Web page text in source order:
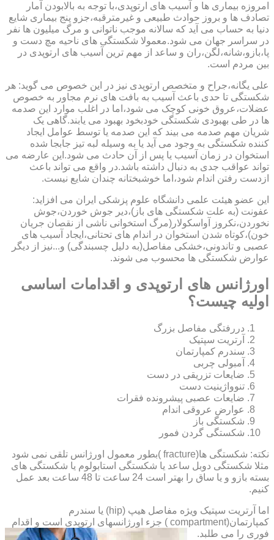
امروزه بیماری ها و آسیب های ارتوپدی،با توجه به بالابودن آمار
تصادف ها و بروز حوادث طبیعی و غیرمترقبه،جزو پنج بیماری شایع
دنیا به حساب می آید که سالانه موجب ناتوانی و مرگ میلیون ها نفر
در سراسر جهان می شود.معمولا شکستگی های ناحیه مچ دست و
پا،بازو،شانه،لگن،ران و ساعد از مهم ترین آسیب های ارتوپدی در
بین مردم است.
علی یگانه،جراح و متخصص ارتوپدی نیز در این خصوص می گوید: هر
شکستگی تا حدی باعث آسیب به بافت های نرم مجاور به خصوص
عضلات،عروق خونی کوچک می شود،اما در اغلب موارد این صدمه
ها در طی بهبودی شکستگی خودبخود بهبود می یابند.گاهی یک
شریان مهم صدمه می بیند که این صدمه یا توسط عوامل ایجاد
کننده شکستگی به وجود می آید یا به وسیله لبه تیز جابجا شده
استخوان در زمان آسیب یا پس از آن حادث می شود.این عارضه می
تواند عواقب جدی به دنبال داشته باشد.در واقع می تواند باعث
ازدست رفتن اندام شود،اما خوشبختانه چندان شایع نیست.
این عضو هیئت علمی دانشگاه علوم پزشکی ایران می افزاید:
عفونت (به علت شکستگی های باز)،دیر جوش خوردن،جوش
نخوردن،نکروز آواسکولار(مرگ استخوانی ناشی از نقصان جریان
خون)،کوتاه شدن استخوان در اندام های تحتانی،ایجاد آسیب های
عصبی و تاندونی،خشکی مفاصل(به دلیل چسبندگی) و...نیز از دیگر
عوارض شکستگی ها محسوب می شوند.
اورژانس های ارتوپدی و اقدامات اساسی
اولیه چیست؟
دررفتگی مفاصل بزرگ
آرتریت سپتیک
سندرم کمپارتمان
آمبولی چربی
ضایعات تزریقی در دست
تنوواژینیت دست
ضایعات عصبی پیشرونده فقرات
عوارض عروقی اندام
شکستگی باز
شکستگی گردن فمور
نکته: شکستگی ها(fracture )بطور معمول اورژانس تلقی نمی شود
مثلا شکستگی دوبل ساعد یا شکستگی استابولوم یا شکستگی های
بسته بازو و یا ساق را بهتر است 24 ساعت تا 48 ساعت بعد عمل
کنیم.
اما آرتریت سپتیک ویژه مفاصل هیپ (hip) یا سندرم
کمپارتمان(compartment ) جزء اورژانسهای ارتوپدی است و اقدام
فوری را می طلبد.